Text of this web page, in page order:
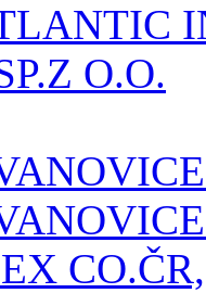
O.O.